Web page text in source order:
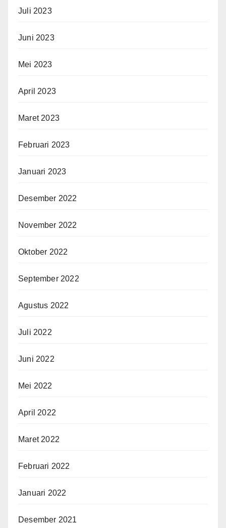
Juli 2023
Juni 2023
Mei 2023
April 2023
Maret 2023
Februari 2023
Januari 2023
Desember 2022
November 2022
Oktober 2022
September 2022
Agustus 2022
Juli 2022
Juni 2022
Mei 2022
April 2022
Maret 2022
Februari 2022
Januari 2022
Desember 2021